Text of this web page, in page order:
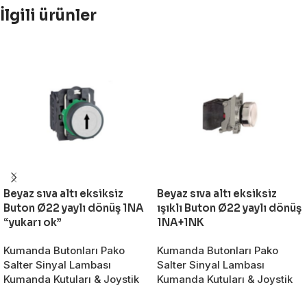
İlgili ürünler
Beyaz sıva altı eksiksiz
Buton Ø22 yaylı dönüş 1NA
“yukarı ok”
Kumanda Butonları Pako
Salter Sinyal Lambası
Kumanda Kutuları & Joystik
Beyaz sıva altı eksiksiz
ışıklı Buton Ø22 yaylı dönüş
1NA+1NK
Kumanda Butonları Pako
Salter Sinyal Lambası
Kumanda Kutuları & Joystik